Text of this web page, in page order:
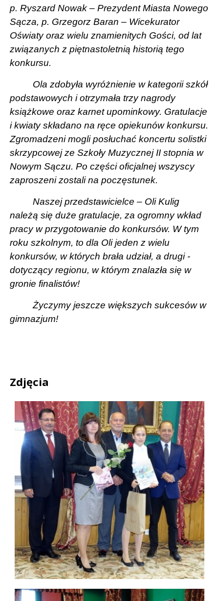
p. Ryszard Nowak – Prezydent Miasta Nowego
Sącza, p. Grzegorz Baran – Wicekurator
Oświaty oraz wielu znamienitych Gości, od lat
związanych z piętnastoletnią historią tego
konkursu.
Ola zdobyła wyróżnienie w kategorii szkół
podstawowych i otrzymała trzy nagrody
książkowe oraz karnet upominkowy. Gratulacje
i kwiaty składano na ręce opiekunów konkursu.
Zgromadzeni mogli posłuchać koncertu solistki
skrzypcowej ze Szkoły Muzycznej II stopnia w
Nowym Sączu. Po części oficjalnej wszyscy
zaproszeni zostali na poczęstunek.
Naszej przedstawicielce – Oli Kulig
należą się duże gratulacje, za ogromny wkład
pracy w przygotowanie do konkursów. W tym
roku szkolnym, to dla Oli jeden z wielu
konkursów, w których brała udział, a drugi -
dotyczący regionu, w którym znalazła się w
gronie finalistów!
Życzymy jeszcze większych sukcesów w
gimnazjum!
Zdjęcia